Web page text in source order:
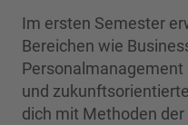
Im ersten Semester
Bereichen wie
und
dich mit Methoden der